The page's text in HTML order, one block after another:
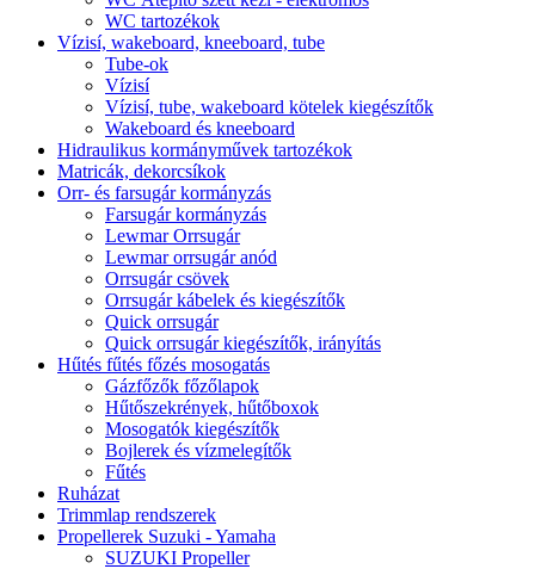
WC tartozékok
Vízisí, wakeboard, kneeboard, tube
Tube-ok
Vízisí
Vízisí, tube, wakeboard kötelek kiegészítők
Wakeboard és kneeboard
Hidraulikus kormányművek tartozékok
Matricák, dekorcsíkok
Orr- és farsugár kormányzás
Farsugár kormányzás
Lewmar Orrsugár
Lewmar orrsugár anód
Orrsugár csövek
Orrsugár kábelek és kiegészítők
Quick orrsugár
Quick orrsugár kiegészítők, irányítás
Hűtés fűtés főzés mosogatás
Gázfőzők főzőlapok
Hűtőszekrények, hűtőboxok
Mosogatók kiegészítők
Bojlerek és vízmelegítők
Fűtés
Ruházat
Trimmlap rendszerek
Propellerek Suzuki - Yamaha
SUZUKI Propeller